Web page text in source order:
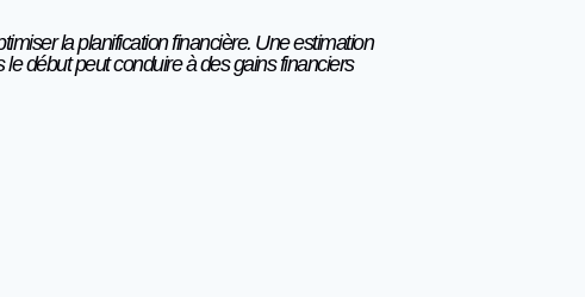
la planification financière. Une estimation
début peut conduire à des gains financiers